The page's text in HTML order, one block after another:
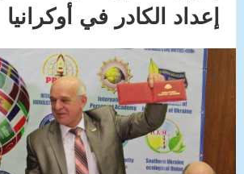
إعداد الكادر في أوكرانيا